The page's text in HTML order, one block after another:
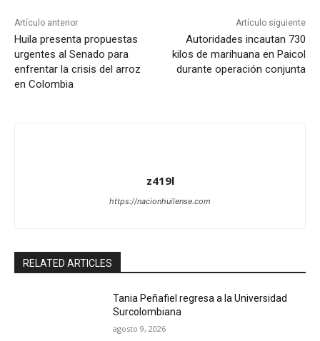
Artículo anterior
Huila presenta propuestas
urgentes al Senado para
enfrentar la crisis del arroz
en Colombia
Artículo siguiente
Autoridades incautan 730
kilos de marihuana en Paicol
durante operación conjunta
z419l
https://nacionhuilense.com
RELATED ARTICLES
Tania Peñafiel regresa a la Universidad
Surcolombiana
agosto 9, 2026